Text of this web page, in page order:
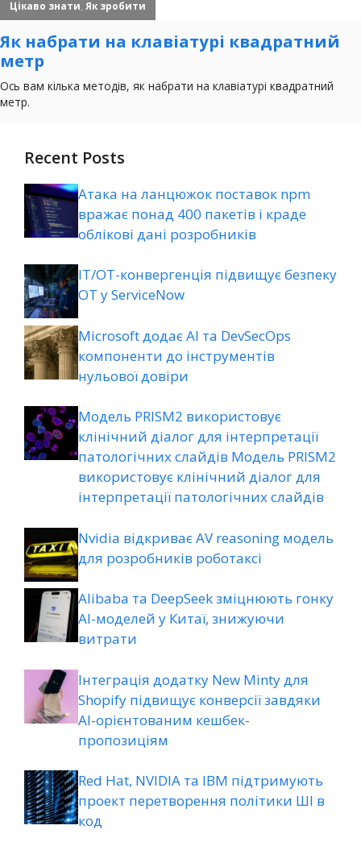
Recent Posts
Атака на ланцюжок поставок npm
вражає понад 400 пакетів і краде
облікові дані розробників
ІТ/ОТ-конвергенція підвищує безпеку
ОТ у ServiceNow
Microsoft додає AI та DevSecOps
компоненти до інструментів
нульової довіри
Модель PRISM2 використовує
клінічний діалог для інтерпретації
патологічних слайдів Модель PRISM2
використовує клінічний діалог для
інтерпретації патологічних слайдів
Nvidia відкриває AV reasoning модель
для розробників роботаксі
Alibaba та DeepSeek зміцнюють гонку
AI-моделей у Китаї, знижуючи
витрати
Інтеграція додатку New Minty для
Shopify підвищує конверсії завдяки
AI-орієнтованим кешбек-
пропозиціям
Red Hat, NVIDIA та IBM підтримують
проект перетворення політики ШІ в
код